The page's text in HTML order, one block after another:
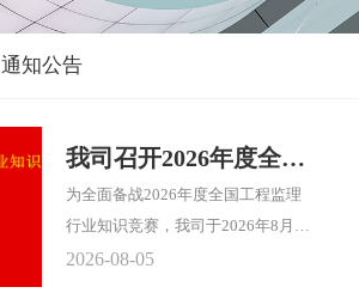
通知公告
我司召开2026年度全国
工程监理行业知识竞赛
动员大会
为全面备战2026年度全国工程监理
行业知识竞赛，我司于2026年8月4
日正式召开竞赛动员大会。集团竞
2026-08-05